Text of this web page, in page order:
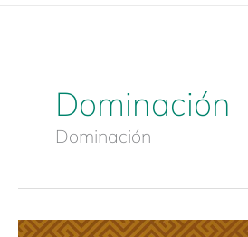
Dominación
Dominación
Estudio